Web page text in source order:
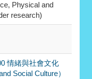
Physical and
research)
情緒與社會文化
Social Culture）